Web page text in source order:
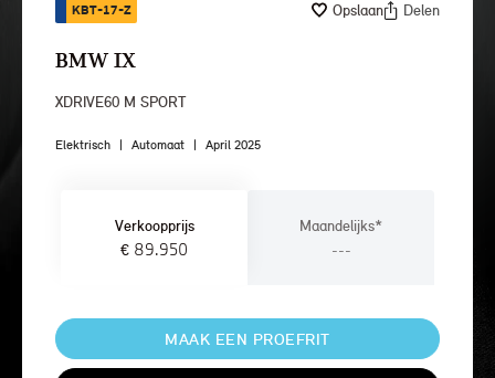
KBT-17-Z Opslaan Delen
BMW IX
XDRIVE60 M SPORT
Elektrisch | Automaat | April 2025
Verkoopprijs
€ 89.950
Maandelijks*
---
MAAK EEN PROEFRIT